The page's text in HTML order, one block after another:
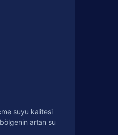
suyu kalitesi
artan su